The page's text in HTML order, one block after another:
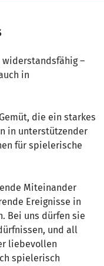
–
in
die ein starkes
in unterstützender
für spielerische
Miteinander
Ereignisse in
Bei uns dürfen sie
und all
liebevollen
spielerisch